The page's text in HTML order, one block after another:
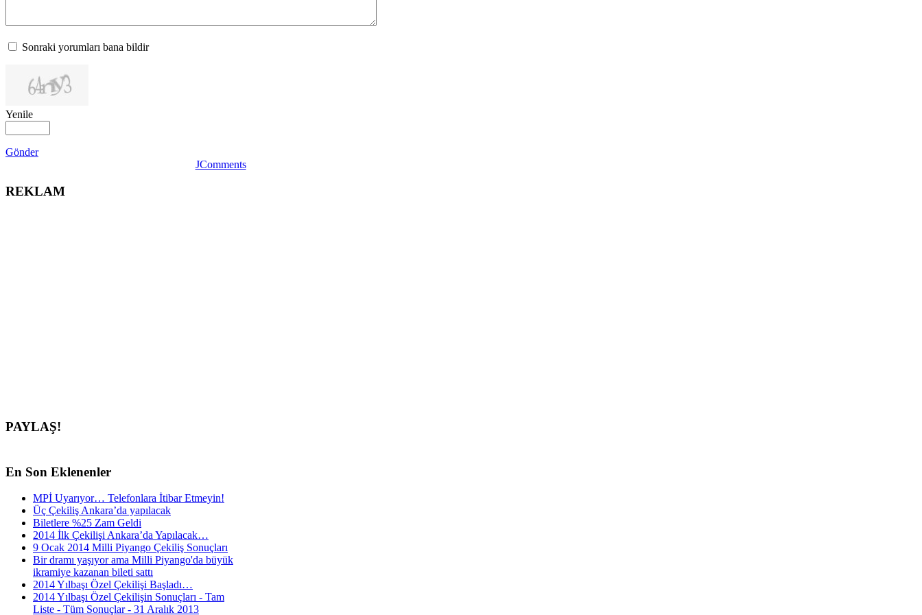
Sonraki yorumları bana bildir
Yenile
Gönder
JComments
REKLAM
PAYLAŞ!
En Son Eklenenler
MPİ Uyarıyor… Telefonlara İtibar Etmeyin!
Üç Çekiliş Ankara’da yapılacak
Biletlere %25 Zam Geldi
2014 İlk Çekilişi Ankara’da Yapılacak…
9 Ocak 2014 Milli Piyango Çekiliş Sonuçları
Bir dramı yaşıyor ama Milli Piyango'da büyük
ikramiye kazanan bileti sattı
2014 Yılbaşı Özel Çekilişi Başladı…
2014 Yılbaşı Özel Çekilişin Sonuçları - Tam
Liste - Tüm Sonuçlar - 31 Aralık 2013